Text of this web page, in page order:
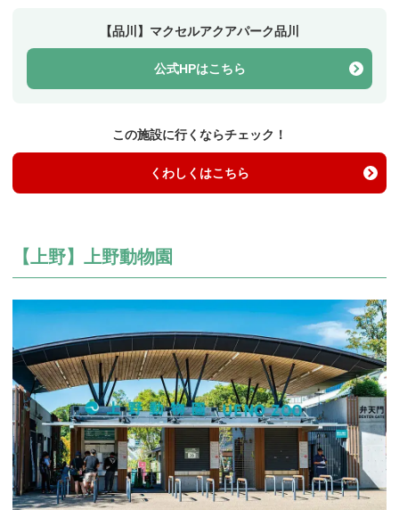
【品川】マクセルアクアパーク品川
公式HPはこちら
この施設に行くならチェック！
くわしくはこちら
【上野】上野動物園